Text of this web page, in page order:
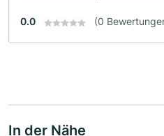
0.0 (0
In der Nähe